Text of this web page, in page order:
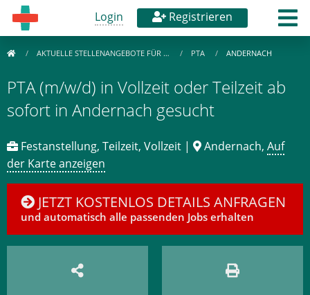
Login Registrieren
AKTUELLE STELLENANGEBOTE FÜR … PTA ANDERNACH
PTA (m/w/d) in Vollzeit oder Teilzeit ab
sofort in Andernach gesucht
Festanstellung, Teilzeit, Vollzeit | Andernach, Auf
der Karte anzeigen
JETZT KOSTENLOS DETAILS ANFRAGEN
und automatisch alle passenden Jobs erhalten